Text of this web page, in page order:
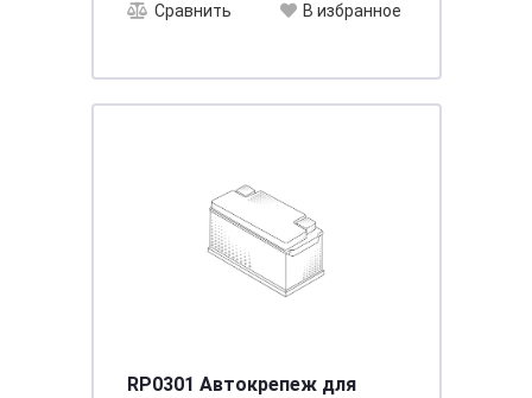
Сравнить В избранное
RP0301 Автокрепеж для